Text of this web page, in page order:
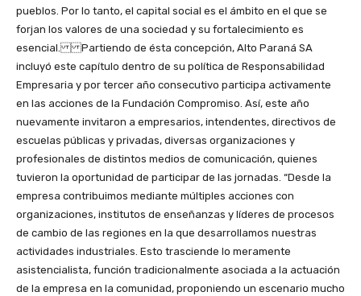
pueblos. Por lo tanto, el capital social es el ámbito en el que se
forjan los valores de una sociedad y su fortalecimiento es
esencial. Partiendo de ésta concepción, Alto Paraná SA
incluyó este capítulo dentro de su política de Responsabilidad
Empresaria y por tercer año consecutivo participa activamente
en las acciones de la Fundación Compromiso. Así, este año
nuevamente invitaron a empresarios, intendentes, directivos de
escuelas públicas y privadas, diversas organizaciones y
profesionales de distintos medios de comunicación, quienes
tuvieron la oportunidad de participar de las jornadas. “Desde la
empresa contribuimos mediante múltiples acciones con
organizaciones, institutos de enseñanzas y líderes de procesos
de cambio de las regiones en la que desarrollamos nuestras
actividades industriales. Esto trasciende lo meramente
asistencialista, función tradicionalmente asociada a la actuación
de la empresa en la comunidad, proponiendo un escenario mucho